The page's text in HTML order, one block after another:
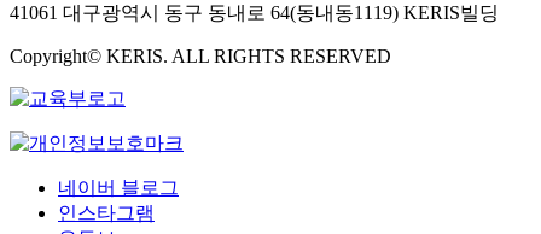
41061 대구광역시 동구 동내로 64(동내동1119) KERIS빌딩
Copyright© KERIS. ALL RIGHTS RESERVED
네이버 블로그
인스타그램